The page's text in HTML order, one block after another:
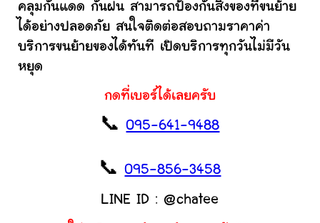
คลุมกันแดด กันฝน สามารถป้องกันสิ่งของที่ขนย้าย
ได้อย่างปลอดภัย สนใจติดต่อสอบถามราคาค่า
บริการขนย้ายของได้ทันที เปิดบริการทุกวันไม่มีวัน
หยุด
กดที่เบอร์ได้เลยครับ
📞095-641-9488
📞095-856-3458
LINE ID : @chatee